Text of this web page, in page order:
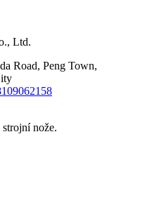
Ltd.
Road, Peng Town,
nože.